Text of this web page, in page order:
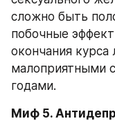
сложно быть
побочные
окончания курса
малоприятными
годами.
Миф 5.